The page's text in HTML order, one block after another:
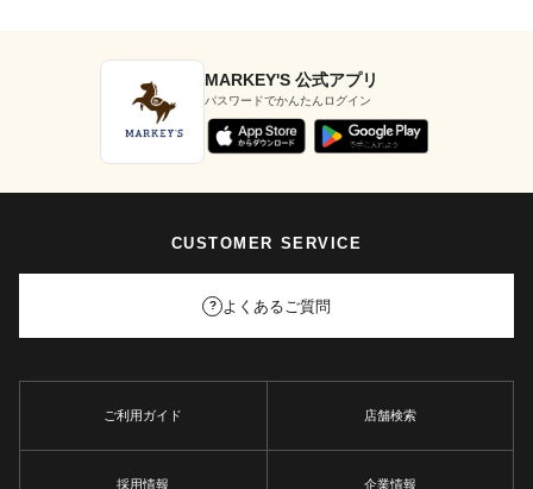
MARKEY'S 公式アプリ
パスワードでかんたんログイン
CUSTOMER SERVICE
? よくあるご質問
ご利用ガイド 店舗検索
採用情報 企業情報